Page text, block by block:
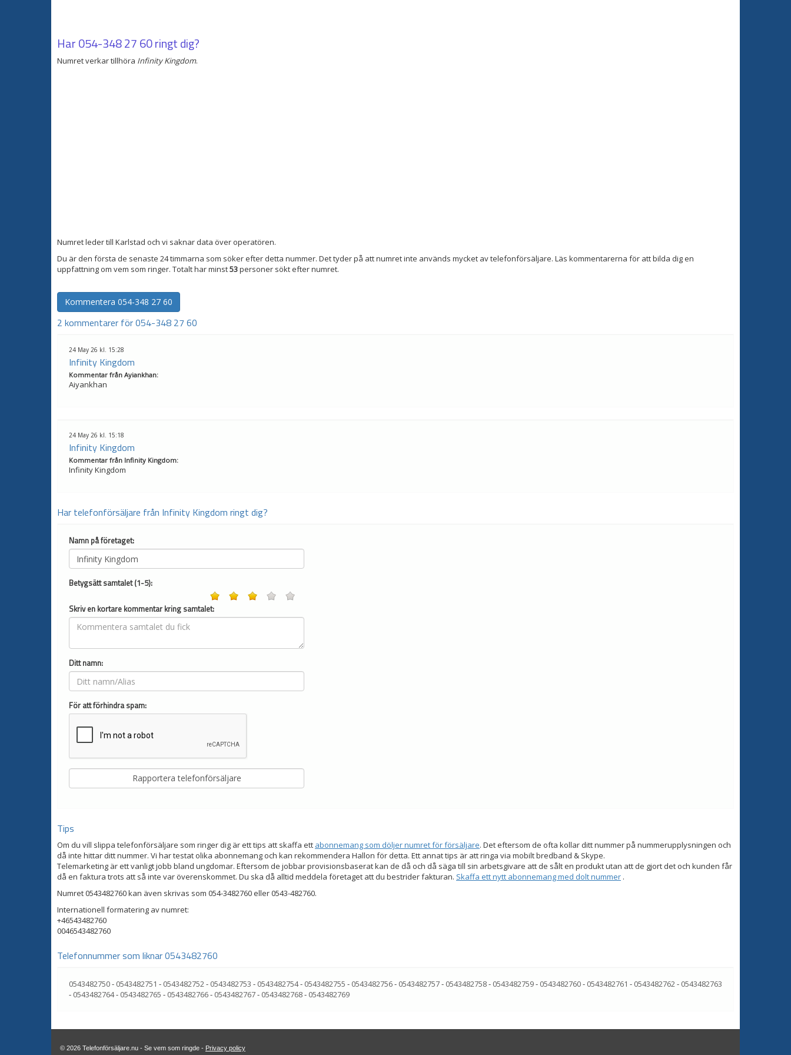
Har054-348 27 60ringt dig?
Numret verkar tillhöra Infinity Kingdom.
Numret leder till Karlstad och vi saknar data över operatören.
Du är den första de senaste 24 timmarna som söker efter detta nummer. Det tyder på att numret inte används mycket av telefonförsäljare. Läs kommentarerna för att bilda dig en
uppfattning om vem som ringer. Totalt har minst53personer sökt efter numret.
Kommentera 054-348 27 60
2 kommentarer för 054-348 27 60
24 May 26 kl. 15:28
Infinity Kingdom
Kommentar från Ayiankhan:
Aiyankhan
24 May 26 kl. 15:18
Infinity Kingdom
Kommentar från Infinity Kingdom:
Infinity Kingdom
Har telefonförsäljare från Infinity Kingdom ringt dig?
Namn på företaget:
Betygsätt samtalet (1-5):
Skriv en kortare kommentar kring samtalet:
Ditt namn:
För att förhindra spam:
Tips
Om du vill slippa telefonförsäljare som ringer dig är ett tips att skaffa ett abonnemang som döljer numret för försäljare. Det eftersom de ofta kollar ditt nummer på nummerupplysningen och
då inte hittar ditt nummer. Vi har testat olika abonnemang och kan rekommendera Hallon för detta. Ett annat tips är att ringa via mobilt bredband & Skype.
Telemarketing är ett vanligt jobb bland ungdomar. Eftersom de jobbar provisionsbaserat kan de då och då säga till sin arbetsgivare att de sålt en produkt utan att de gjort det och kunden får
då en faktura trots att så inte var överenskommet. Du ska då alltid meddela företaget att du bestrider fakturan. Skaffa ett nytt abonnemang med dolt nummer .
Numret 0543482760 kan även skrivas som 054-3482760 eller 0543-482760.
Internationell formatering av numret:
+46543482760
0046543482760
Telefonnummer som liknar 0543482760
0543482750- 0543482751 - 0543482752- 0543482753 - 0543482754- 0543482755 - 0543482756- 0543482757- 0543482758- 0543482759- 0543482760- 0543482761 - 0543482762- 0543482763
- 0543482764- 0543482765 - 0543482766- 0543482767- 0543482768- 0543482769
© 2026 Telefonförsäljare.nu - Se vem som ringde - Privacy policy